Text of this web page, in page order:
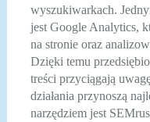
wyszukiwarkach.
jest Google Analytics,
na stronie oraz
Dzięki temu
treści przyciągają
działania przynoszą
narzędziem jest